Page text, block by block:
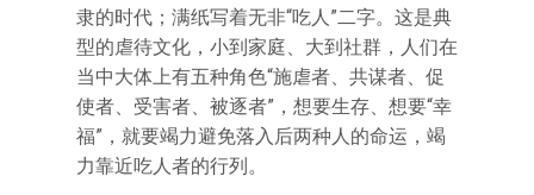
隶的时代；满纸写着无非“吃人”二字。这是典
型的虐待文化，小到家庭、大到社群，人们在
当中大体上有五种角色“施虐者、共谋者、促
使者、受害者、被逐者”，想要生存、想要“幸
福”，就要竭力避免落入后两种人的命运，竭
力靠近吃人者的行列。